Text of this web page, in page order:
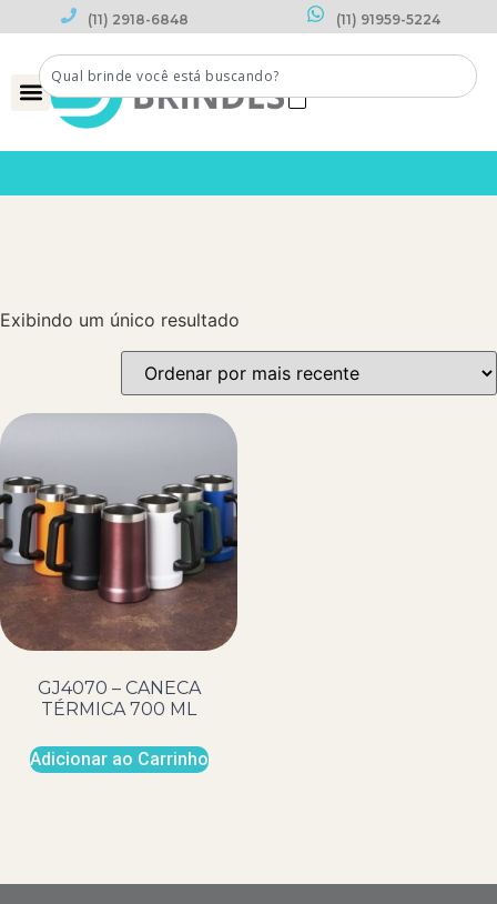
(11) 2918-6848 (11) 91959-5224
Exibindo um único resultado
GJ4070 – CANECA
TÉRMICA 700 ML
Adicionar ao Carrinho